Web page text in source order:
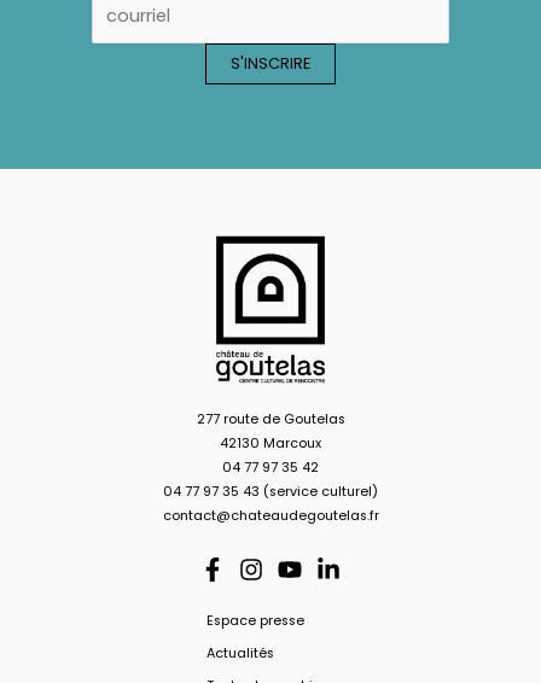
277 route de Goutelas
42130 Marcoux
04 77 97 35 42
04 77 97 35 43 (service culturel)
contact@chateaudegoutelas.fr
Espace presse
Actualités